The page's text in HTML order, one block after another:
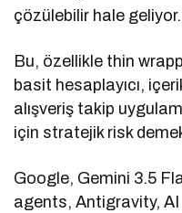
çözülebilir hale geliyor.
Bu, özellikle thin
basit hesaplayıcı,
alışveriş takip
için stratejik risk
Google, Gemini 3.5
agents, Antigravity,